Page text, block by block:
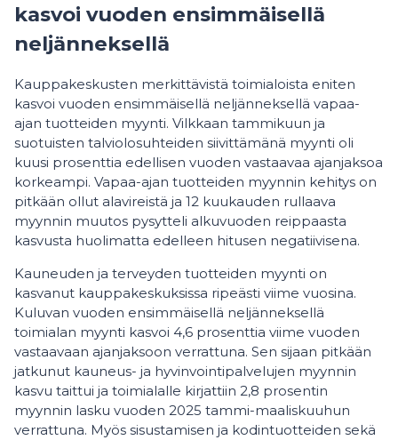
kasvoi vuoden ensimmäisellä
neljänneksellä
Kauppakeskusten merkittävistä toimialoista eniten
kasvoi vuoden ensimmäisellä neljänneksellä vapaa-
ajan tuotteiden myynti. Vilkkaan tammikuun ja
suotuisten talviolosuhteiden siivittämänä myynti oli
kuusi prosenttia edellisen vuoden vastaavaa ajanjaksoa
korkeampi. Vapaa-ajan tuotteiden myynnin kehitys on
pitkään ollut alavireistä ja 12 kuukauden rullaava
myynnin muutos pysytteli alkuvuoden reippaasta
kasvusta huolimatta edelleen hitusen negatiivisena.
Kauneuden ja terveyden tuotteiden myynti on
kasvanut kauppakeskuksissa ripeästi viime vuosina.
Kuluvan vuoden ensimmäisellä neljänneksellä
toimialan myynti kasvoi 4,6 prosenttia viime vuoden
vastaavaan ajanjaksoon verrattuna. Sen sijaan pitkään
jatkunut kauneus- ja hyvinvointipalvelujen myynnin
kasvu taittui ja toimialalle kirjattiin 2,8 prosentin
myynnin lasku vuoden 2025 tammi-maaliskuuhun
verrattuna. Myös sisustamisen ja kodintuotteiden sekä